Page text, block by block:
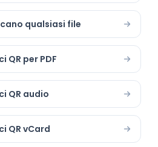
qualsiasi file
QR per PDF
QR audio
QR vCard